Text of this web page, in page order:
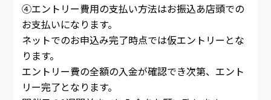
④エントリー費用の支払い方法はお振込あ店頭での
お支払いになります。
ネットでのお申込み完了時点では仮エントリーとな
ります。
エントリー費の全額の入金が確認でき次第、エント
リー完了となります。